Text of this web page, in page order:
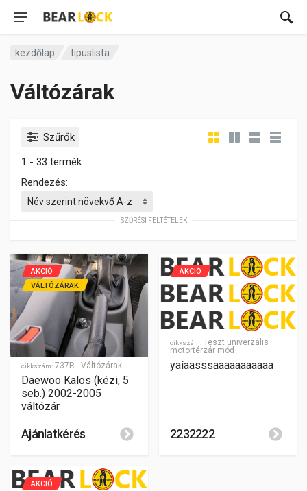
kezdőlap tipuslista
Váltózárak
Szűrők
1 - 33 termék
Rendezés:
SZŰRÉSI FELTÉTELEK
cikkszám: 737R - Váltózárak
AKCIÓ
VÁLTÓZÁRAK
Daewoo Kalos (kézi, 5
seb.) 2002-2005
váltózár
Ajánlatkérés
cikkszám: Teszt univerzális
motortérzár mód
AKCIÓ
yaíaasssaaaaaaaaaaa
2232222
AKCIÓ